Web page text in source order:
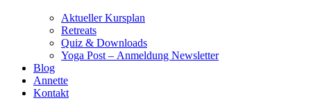
Aktueller Kursplan
Retreats
Quiz & Downloads
Yoga Post – Anmeldung Newsletter
Blog
Annette
Kontakt